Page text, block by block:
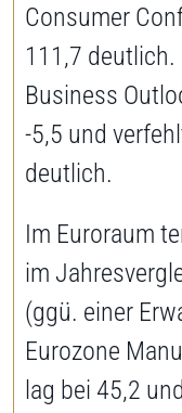
Consumer
111,7 deutlich.
Business
-5,5 und
deutlich.
Im Euroraum
im
(ggü. einer
Eurozone
lag bei 45,2